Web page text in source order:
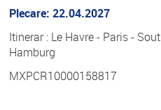
Plecare: 22.04.2027
Itinerar : Le Havre - Paris -
Hamburg
MXPCR10000158817